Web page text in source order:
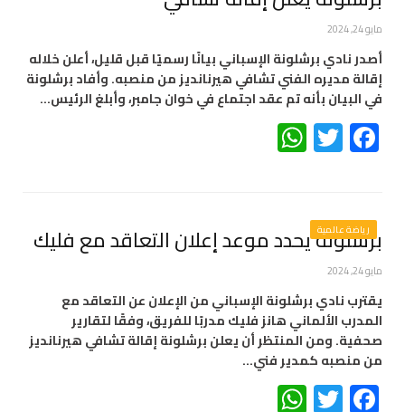
مايو 24, 2024
أصدر نادي برشلونة الإسباني بيانًا رسميًا قبل قليل، أعلن خلاله
إقالة مديره الفني تشافي هيرنانديز من منصبه. وأفاد برشلونة
في البيان بأنه تم عقد اجتماع في خوان جامبر، وأبلغ الرئيس…
Facebook
Twitter
رياضة عالمية
برشلونة يحدد موعد إعلان التعاقد مع فليك
مايو 24, 2024
يقترب نادي برشلونة الإسباني من الإعلان عن التعاقد مع
المدرب الألماني هانز فليك مدربًا للفريق، وفقًا لتقارير
صحفية. ومن المنتظر أن يعلن برشلونة إقالة تشافي هيرنانديز
من منصبه كمدير فني…
Facebook
Twitter